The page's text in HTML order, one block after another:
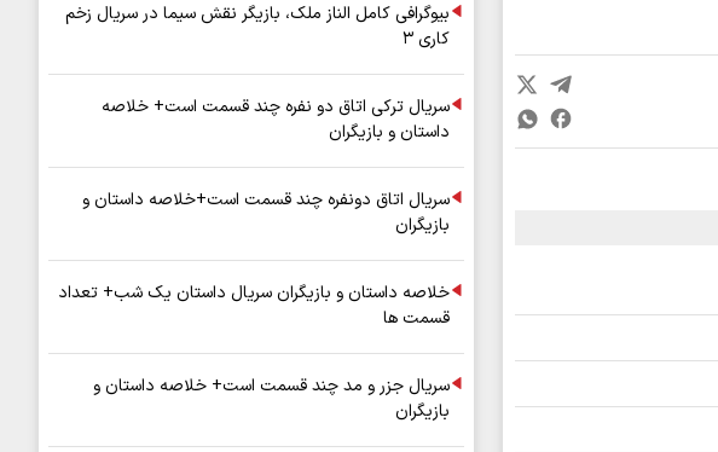
بیوگرافی کامل الناز ملک، بازیگر نقش سیما در سریال زخم
کاری ۳
سریال ترکی اتاق دو نفره چند قسمت است+ خلاصه
داستان و بازیگران
سریال اتاق دونفره چند قسمت است+خلاصه داستان و
بازیگران
خلاصه داستان و بازیگران سریال داستان یک شب+ تعداد
قسمت ها
سریال جزر و مد چند قسمت است+ خلاصه داستان و
بازیگران